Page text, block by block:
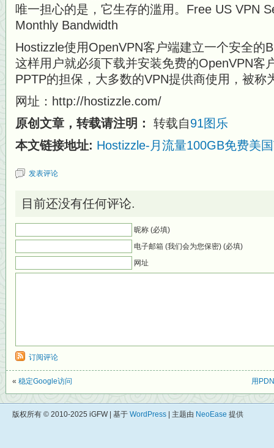
唯一担心的是，它生存的滥用。Free US VPN
Monthly Bandwidth
Hostizzle使用OpenVPN客户端建立一个安全的
这样用户就必须下载并安装免费的OpenVPN客
PPTP的担保，大多数的VPN提供商使用，被称
网址：http://hostizzle.com/
原创文章，转载请注明：
转载自91图乐
本文链接地址: Hostizzle-月流量100GB免费美
发表评论
目前还没有任何评论.
昵称 (必填)
电子邮箱 (我们会为您保密) (必填)
网址
订阅评论
« 稳定Google访问 用
版权所有 © 2010-2025 iGFW | 基于 WordPress | 主题由 NeoEase 提供